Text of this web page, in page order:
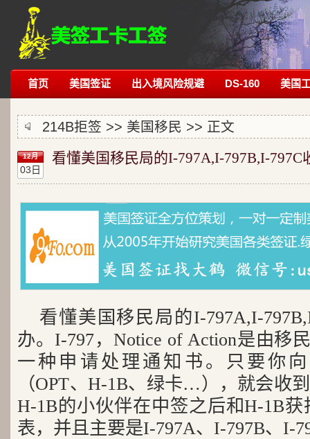
首页 美国签证 出入境风险规避 DS-160 美国
214B拒签 >> 美国移民 >> 正文
12月
03日
看懂美国移民局的I-797A,I-797B,I-797C
看懂美国移民局的I-797A,I-
办。I-797，Notice of Action是由移
一种申请处理通知书。只要你
（OPT、H-1B、绿卡…），就会收
H-1B的小伙伴在中签之后和H-1B
表，并且主要是I-797A、I-797B、I-